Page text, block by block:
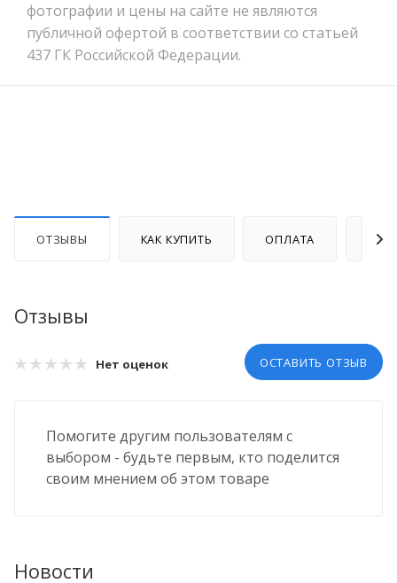
фотографии и цены на сайте не являются
публичной офертой в соответствии со статьей
437 ГК Российской Федерации.
ОТЗЫВЫ КАК КУПИТЬ ОПЛАТА
Отзывы
Нет оценок ОСТАВИТЬ ОТЗЫВ
Помогите другим пользователям с
выбором - будьте первым, кто поделится
своим мнением об этом товаре
Новости